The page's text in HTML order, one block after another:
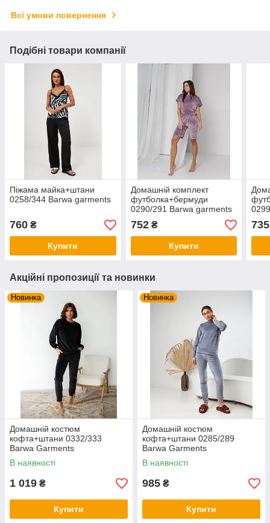
Всі умови повернення
Подібні товари компанії
Піжама майка+штани
0258/344 Barwa garments
760 ₴
Купити
Домашній комплект
футболка+бермуди
0290/291 Barwa garments
752₴
Купити
735
Акційні пропозиції та новинки
Новинка
Домашній костюм
кофта+штани 0332/333
Barwa Garments
В наявності
1 019 ₴
Купити
Новинка
Домашній костюм
кофта+штани 0285/289
Barwa Garments
В наявності
985 ₴
Купити